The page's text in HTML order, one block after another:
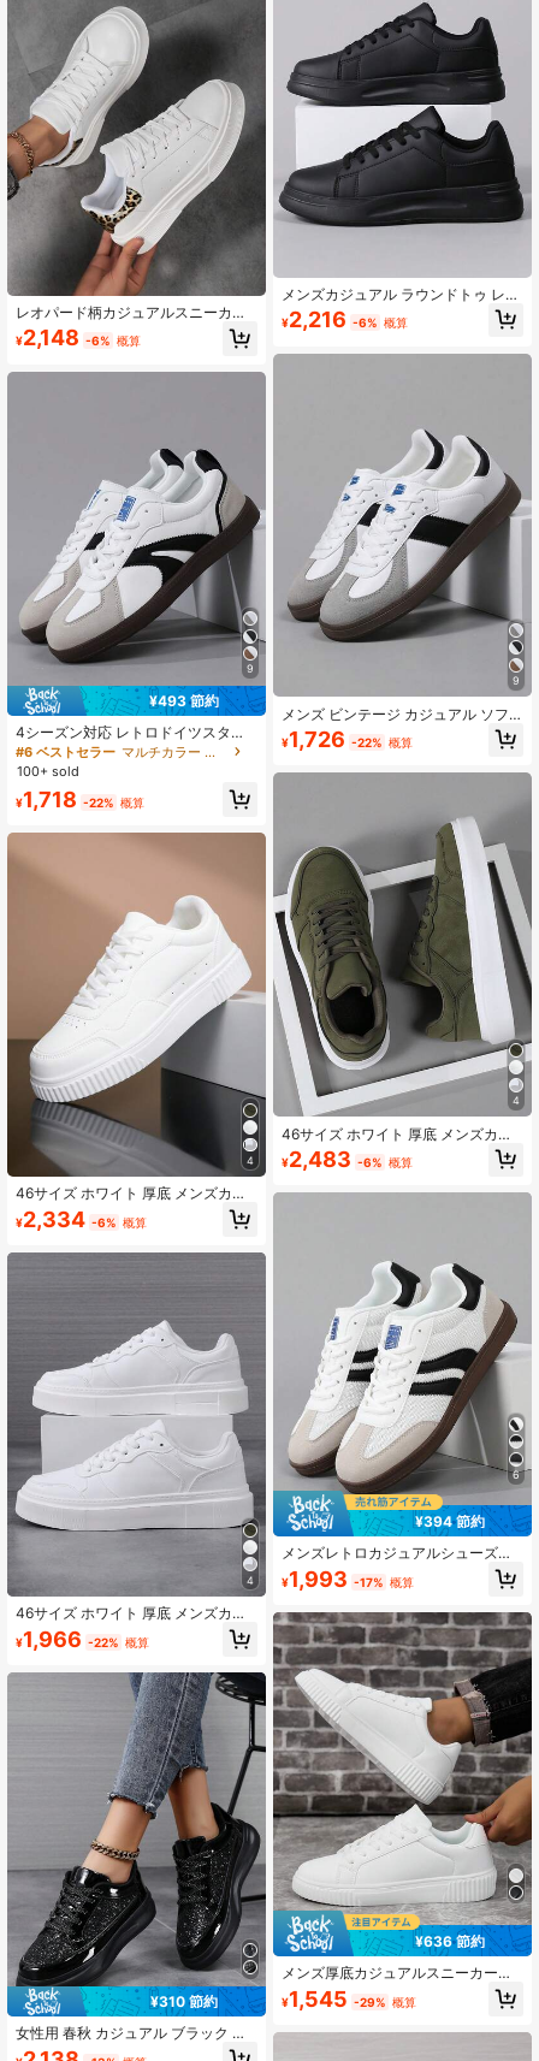
レオパード柄カジュアルスニーカー
女性用、ソフトソール快適フラット
紐靴 ラウンドトゥ ホワイト
¥2,148 -6% 概算
9
¥493 節約
4シーズン対応 レトロドイツスタイ
ル カジュアルシューズ メンズ、軽量
ソフトソール、ラウンドトゥ レース
イズまで
#6 ベストセラー
マルチカラー メンズスニーカー
100+ sold
¥1,718 -22% 概算
4
46サイズ ホワイト 厚底 メンズカジ
ュアルスニーカー、軽量 ソフトボト
ム 通気性のあるスポーツシューズ
¥2,334 -6% 概算
4
46サイズ ホワイト 厚底 メンズカジ
ュアルスニーカー、軽量 ソフトボト
ム 通気性のあるスポーツシューズ
¥1,966 -22% 概算
¥310 節約
女性用 春秋 カジュアル ブラック ス
ニーカー、滑り止め ソフトボトム ラ
メンズカジュアル ラウンドトゥ レー
スアップ ブラックアスレチックシュ
ーズ 軽量 柔らかいソール 滑り止め
¥2,216 -6% 概算
9
メンズ ビンテージ カジュアル ソフ
トソール スニーカー、ラウンドトゥ
レースアップ フラットシューズ、大
¥1,726 -22% 概算
4
46サイズ ホワイト 厚底 メンズカジ
ュアルスニーカー、軽量 ソフトボト
ム 通気性のあるスポーツシューズ
¥2,483 -6% 概算
6
¥394 節約
メンズレトロカジュアルシューズ、
軽量ソフトソールスニーカー、ラウ
ンドトゥ レースアップ快適フラット
¥1,993 -17% 概算
¥636 節約
メンズ厚底カジュアルスニーカー、
軽量ソフトボトム通気性スポーツシ
ューズ、快適な白靴 サイズ45まで
¥1,545 -29% 概算